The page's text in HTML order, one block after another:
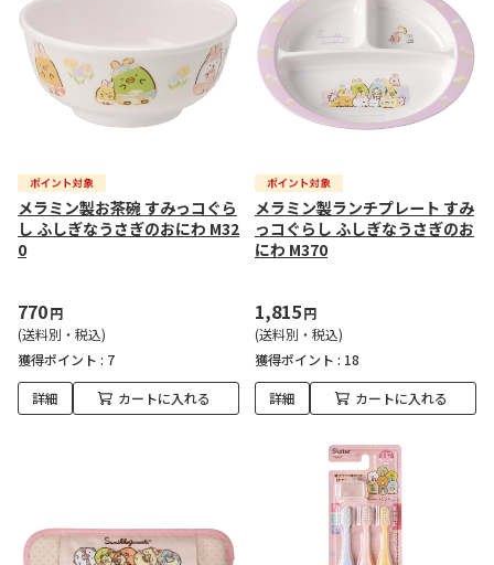
メラミン製お茶碗 すみっコぐら
し ふしぎなうさぎのおにわ M32
0
770円
(送料別・税込)
獲得ポイント : 7
詳細 カートに入れる
メラミン製ランチプレート すみ
っコぐらし ふしぎなうさぎのお
にわ M370
1,815円
(送料別・税込)
獲得ポイント : 18
詳細 カートに入れる